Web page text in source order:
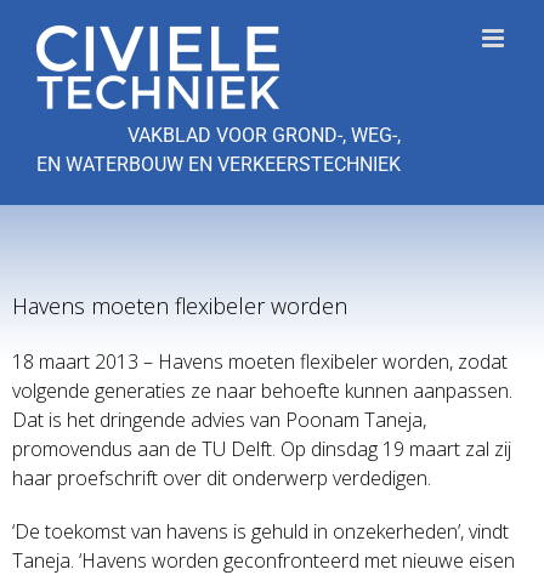
naar
inhoud
VAKBLAD VOOR GROND-, WEG-,
EN WATERBOUW EN VERKEERSTECHNIEK
Havens moeten flexibeler worden
18 maart 2013 – Havens moeten flexibeler worden, zodat
volgende generaties ze naar behoefte kunnen aanpassen.
Dat is het dringende advies van Poonam Taneja,
promovendus aan de TU Delft. Op dinsdag 19 maart zal zij
haar proefschrift over dit onderwerp verdedigen.
‘De toekomst van havens is gehuld in onzekerheden’, vindt
Taneja. ‘Havens worden geconfronteerd met nieuwe eisen